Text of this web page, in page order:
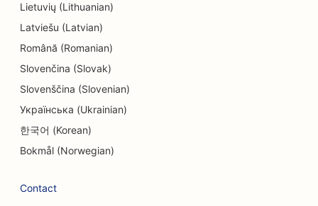
SEO pour les électriciens
SEO pour les endodontistes
SEO pour les bureaux d'études
SEO pour les salles d'évasion
Lietuvių (Lithuanian)
Latviešu (Latvian)
Română (Romanian)
Slovenčina (Slovak)
Slovenščina (Slovenian)
Українська (Ukrainian)
한국어 (Korean)
Bokmål (Norwegian)
Contact